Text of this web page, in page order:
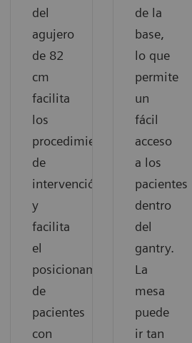
del
agujero
de 82
cm
facilita
los
procedimientos
de
intervención
y
facilita
el
posicionamiento
de
pacientes
con
de la
base,
lo que
permite
un
fácil
acceso
a los
pacientes
dentro
del
gantry.
La
mesa
puede
ir tan